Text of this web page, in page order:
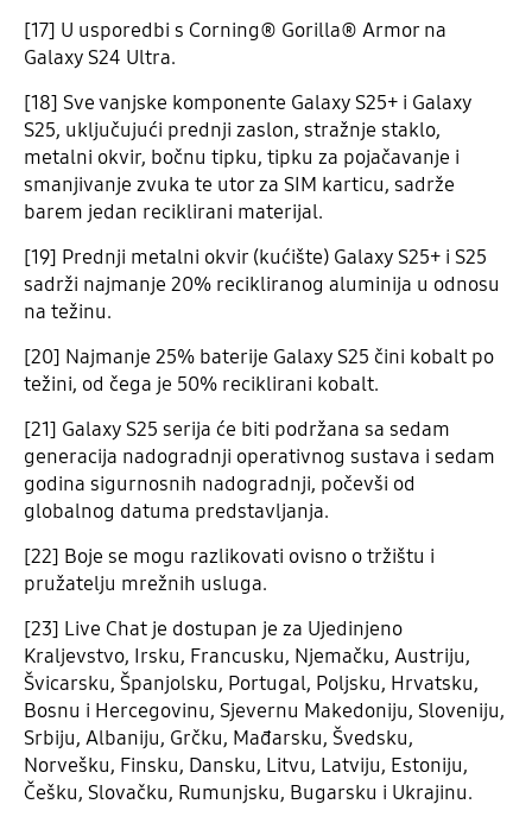
[17] U usporedbi s Corning® Gorilla® Armor na
Galaxy S24 Ultra.
[18] Sve vanjske komponente Galaxy S25+ i Galaxy
S25, uključujući prednji zaslon, stražnje staklo,
metalni okvir, bočnu tipku, tipku za pojačavanje i
smanjivanje zvuka te utor za SIM karticu, sadrže
barem jedan reciklirani materijal.
[19] Prednji metalni okvir (kućište) Galaxy S25+ i S25
sadrži najmanje 20% recikliranog aluminija u odnosu
na težinu.
[20] Najmanje 25% baterije Galaxy S25 čini kobalt po
težini, od čega je 50% reciklirani kobalt.
[21] Galaxy S25 serija će biti podržana sa sedam
generacija nadogradnji operativnog sustava i sedam
godina sigurnosnih nadogradnji, počevši od
globalnog datuma predstavljanja.
[22] Boje se mogu razlikovati ovisno o tržištu i
pružatelju mrežnih usluga.
[23] Live Chat je dostupan je za Ujedinjeno
Kraljevstvo, Irsku, Francusku, Njemačku, Austriju,
Švicarsku, Španjolsku, Portugal, Poljsku, Hrvatsku,
Bosnu i Hercegovinu, Sjevernu Makedoniju, Sloveniju,
Srbiju, Albaniju, Grčku, Mađarsku, Švedsku,
Norvešku, Finsku, Dansku, Litvu, Latviju, Estoniju,
Češku, Slovačku, Rumunjsku, Bugarsku i Ukrajinu.